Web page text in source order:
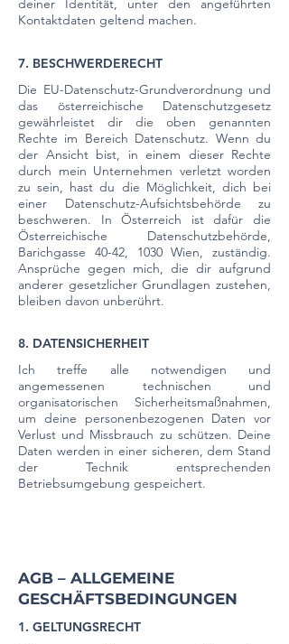
deiner Identität, unter den angeführten
Kontaktdaten geltend machen.
7. BESCHWERDERECHT
Die EU-Datenschutz-Grundverordnung und
das österreichische Datenschutzgesetz
gewährleistet dir die oben genannten
Rechte im Bereich Datenschutz. Wenn du
der Ansicht bist, in einem dieser Rechte
durch mein Unternehmen verletzt worden
zu sein, hast du die Möglichkeit, dich bei
einer Datenschutz-Aufsichtsbehörde zu
beschweren. In Österreich ist dafür die
Österreichische Datenschutzbehörde,
Barichgasse 40-42, 1030 Wien, zuständig.
Ansprüche gegen mich, die dir aufgrund
anderer gesetzlicher Grundlagen zustehen,
bleiben davon unberührt.
8. DATENSICHERHEIT
Ich treffe alle notwendigen und
angemessenen technischen und
organisatorischen Sicherheitsmaßnahmen,
um deine personenbezogenen Daten vor
Verlust und Missbrauch zu schützen. Deine
Daten werden in einer sicheren, dem Stand
der Technik entsprechenden
Betriebsumgebung gespeichert.
AGB – ALLGEMEINE
GESCHÄFTSBEDINGUNGEN
1. GELTUNGSRECHT